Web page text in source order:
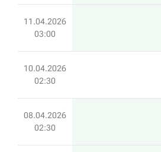
11.04.2026
03:00
10.04.2026
02:30
08.04.2026
02:30